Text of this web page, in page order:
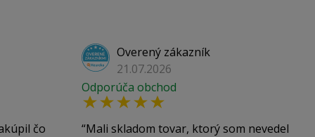
čo
Overený zákazník
21.07.2026
Odporúča obchod
Mali skladom tovar, ktorý som nevedel